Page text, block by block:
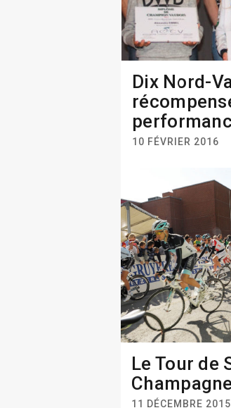
Dix Nord-
10 FÉVRIER 2016
Le Tour de
Champagne
11 DÉCEMBRE 2015